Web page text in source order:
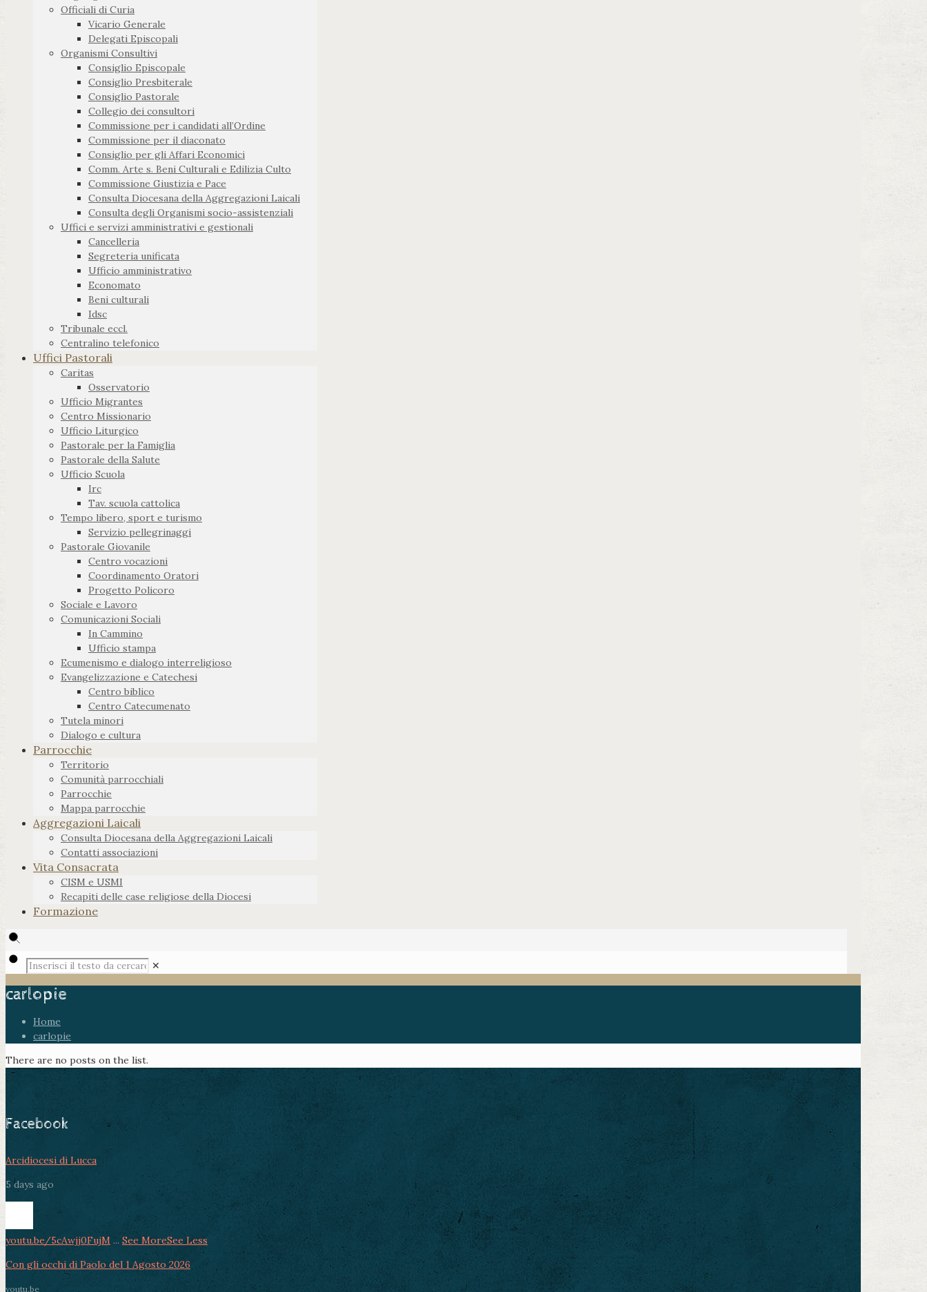
Officiali di Curia
Vicario Generale
Delegati Episcopali
Organismi Consultivi
Consiglio Episcopale
Consiglio Presbiterale
Consiglio Pastorale
Collegio dei consultori
Commissione per i candidati all’Ordine
Commissione per il diaconato
Consiglio per gli Affari Economici
Comm. Arte s. Beni Culturali e Edilizia Culto
Commissione Giustizia e Pace
Consulta Diocesana della Aggregazioni Laicali
Consulta degli Organismi socio-assistenziali
Uffici e servizi amministrativi e gestionali
Cancelleria
Segreteria unificata
Ufficio amministrativo
Economato
Beni culturali
Idsc
Tribunale eccl.
Centralino telefonico
Uffici Pastorali
Caritas
Osservatorio
Ufficio Migrantes
Centro Missionario
Ufficio Liturgico
Pastorale per la Famiglia
Pastorale della Salute
Ufficio Scuola
Irc
Tav. scuola cattolica
Tempo libero, sport e turismo
Servizio pellegrinaggi
Pastorale Giovanile
Centro vocazioni
Coordinamento Oratori
Progetto Policoro
Sociale e Lavoro
Comunicazioni Sociali
In Cammino
Ufficio stampa
Ecumenismo e dialogo interreligioso
Evangelizzazione e Catechesi
Centro biblico
Centro Catecumenato
Tutela minori
Dialogo e cultura
Parrocchie
Territorio
Comunità parrocchiali
Parrocchie
Mappa parrocchie
Aggregazioni Laicali
Consulta Diocesana della Aggregazioni Laicali
Contatti associazioni
Vita Consacrata
CISM e USMI
Recapiti delle case religiose della Diocesi
Formazione
✕
carlopie
Home
carlopie
There are no posts on the list.
Facebook
Arcidiocesi di Lucca
5 days ago
youtu.be/5cAwjj0FujM ... See MoreSee Less
Con gli occhi di Paolo del 1 Agosto 2026
youtu.be